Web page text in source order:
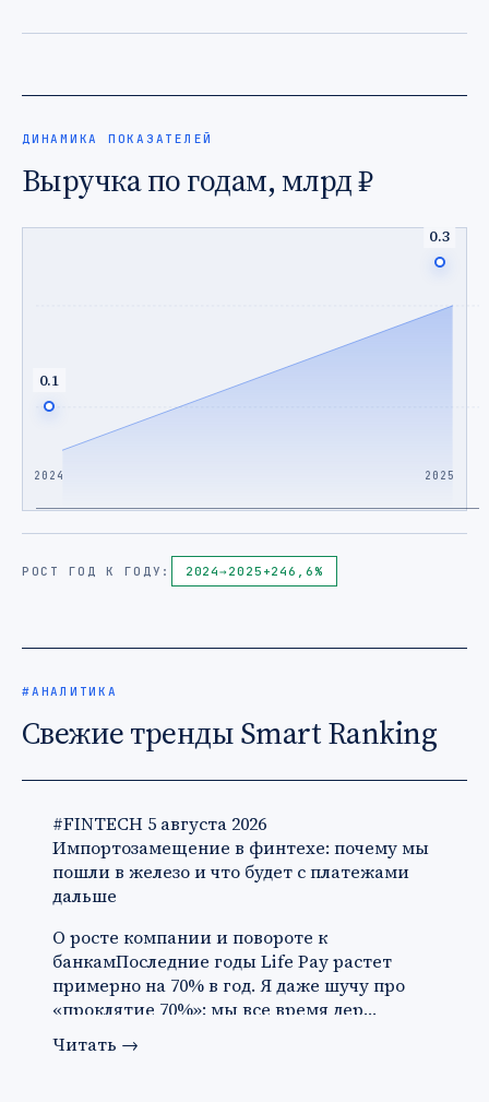
ДИНАМИКА ПОКАЗАТЕЛЕЙ
Выручка по годам, млрд ₽
0.1
0.3
2024 2025
РОСТ ГОД К ГОДУ: 2024→ 2025 +246,6%
#АНАЛИТИКА
Свежие тренды Smart Ranking
#FINTECH 5 августа 2026
Импортозамещение в финтехе: почему мы
пошли в железо и что будет с платежами
дальше
О росте компании и повороте к
банкамПоследние годы Life Pay растет
примерно на 70% в год. Я даже шучу про
«проклятие 70%»: мы все время дер…
Читать →